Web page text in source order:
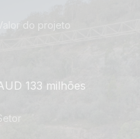
Valor do projeto
133 milhões